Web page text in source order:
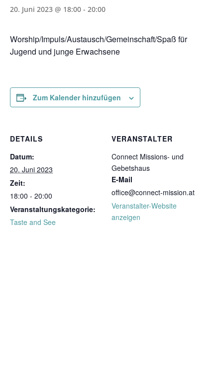
20. Juni 2023 @ 18:00 - 20:00
Worship/Impuls/Austausch/Gemeinschaft/Spaß für
Jugend und junge Erwachsene
Zum Kalender hinzufügen
DETAILS
Datum:
20. Juni 2023
Zeit:
18:00 - 20:00
Veranstaltungskategorie:
Taste and See
VERANSTALTER
Connect Missions- und
Gebetshaus
E-Mail
office@connect-mission.at
Veranstalter-Website
anzeigen